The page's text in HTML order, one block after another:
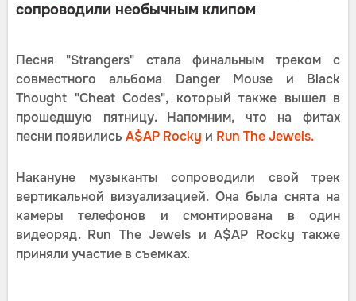
сопроводили необычным клипом
Песня "Strangers" стала финальным треком с
совместного альбома Danger Mouse и Black
Thought "Cheat Codes", который также вышел в
прошедшую пятницу. Напомним, что на фитах
песни появились A$AP Rocky и Run The Jewels.
Накануне музыканты сопроводили свой трек
вертикальной визуализацией. Она была снята на
камеры телефонов и смонтирована в один
видеоряд. Run The Jewels и A$AP Rocky также
приняли участие в съемках.